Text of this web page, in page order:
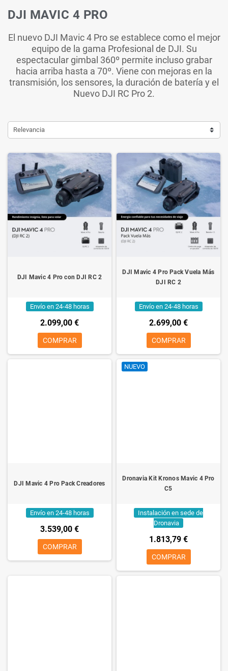
DJI MAVIC 4 PRO
El nuevo DJI Mavic 4 Pro se establece como el mejor
equipo de la gama Profesional de DJI. Su
espectacular gimbal 360º permite incluso grabar
hacia arriba hasta a 70º. Viene con mejoras en la
transmisión, los sensores, la duración de batería y el
Nuevo DJI RC Pro 2.
Relevancia
DJI Mavic 4 Pro con DJI RC 2
Envío en 24-48 horas
2.099,00 €
COMPRAR
DJI Mavic 4 Pro Pack Vuela Más
DJI RC 2
Envío en 24-48 horas
2.699,00 €
COMPRAR
DJI Mavic 4 Pro Pack Creadores
Envío en 24-48 horas
3.539,00 €
COMPRAR
NUEVO
Dronavia Kit Kronos Mavic 4 Pro
C5
Instalación en sede de
Dronavia
1.813,79 €
COMPRAR